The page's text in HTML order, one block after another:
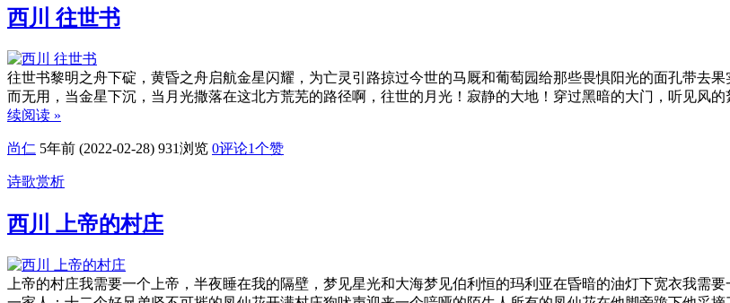
西川 往世书
往世书黎明之舟下碇，黄昏之舟启航金星闪耀，为亡灵引路掠过今世的马厩和葡萄园给那些畏惧阳光的面孔带去
而无用，当金星下沉，当月光撒落在这北方荒芜的路径啊，往世的月光！寂静的大地！穿过黑暗的大门，听见
续阅读 »
尚仁 5年前 (2022-02-28) 931浏览 0评论1个赞
诗歌赏析
西川 上帝的村庄
上帝的村庄我需要一个上帝，半夜睡在我的隔壁，梦见星光和大海梦见伯利恒的玛利亚在昏暗的油灯下宽衣我需